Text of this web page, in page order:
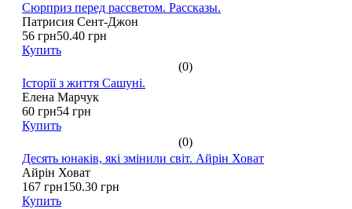
Сюрприз перед рассветом. Рассказы.
Патрисия Сент-Джон
56 грн50.40 грн
Купить
(0)
Історії з життя Сашуні.
Елена Марчук
60 грн54 грн
Купить
(0)
Десять юнаків, які змінили світ. Айрін Ховат
Айрін Ховат
167 грн150.30 грн
Купить